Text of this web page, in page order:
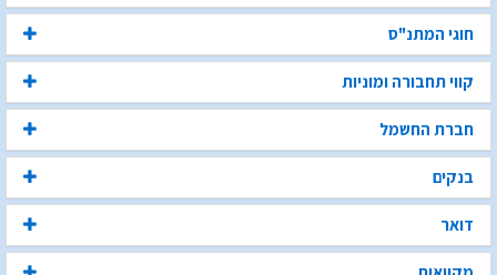
חוגי המתנ"ס
קווי תחבורה ומוניות
חברת החשמל
בנקים
דואר